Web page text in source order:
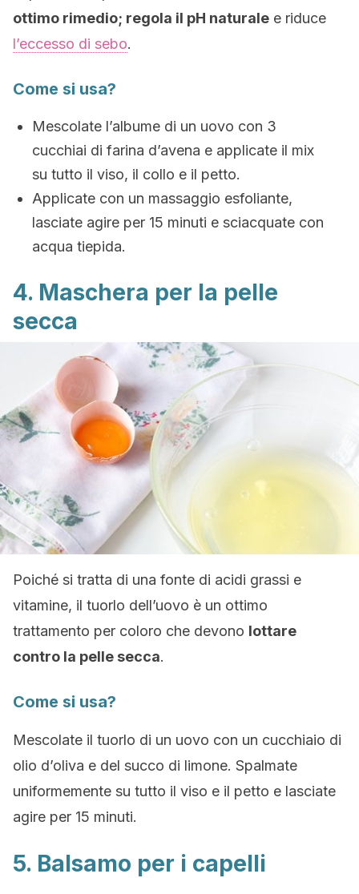
ottimo rimedio; regola il pH naturale e riduce
l’eccesso di sebo.
Come si usa?
Mescolate l’albume di un uovo con 3
cucchiai di farina d’avena e applicate il mix
su tutto il viso, il collo e il petto.
Applicate con un massaggio esfoliante,
lasciate agire per 15 minuti e sciacquate con
acqua tiepida.
4. Maschera per la pelle
secca
Poiché si tratta di una fonte di acidi grassi e
vitamine, il tuorlo dell’uovo è un ottimo
trattamento per coloro che devono lottare
contro la pelle secca.
Come si usa?
Mescolate il tuorlo di un uovo con un cucchiaio di
olio d’oliva e del succo di limone. Spalmate
uniformemente su tutto il viso e il petto e lasciate
agire per 15 minuti.
5. Balsamo per i capelli